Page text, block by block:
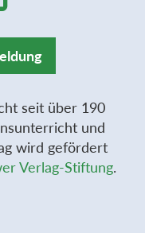
seit über 190
und
wird gefördert
Verlag-Stiftung.